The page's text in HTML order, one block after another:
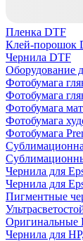
Пленка DTF
Клей-порошок
Чернила DTF
Оборудование
Фотобумага
Фотобумага
Фотобумага
Фотобумага
Фотобумага
Чернила для
Чернила для
Пигментные
Оригинальные
Чернила для